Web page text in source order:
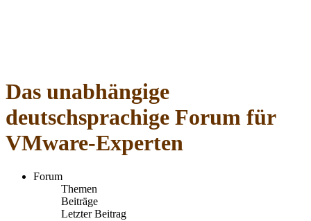
Das unabhängige
deutschsprachige Forum für
VMware-Experten
Forum
Themen
Beiträge
Letzter Beitrag